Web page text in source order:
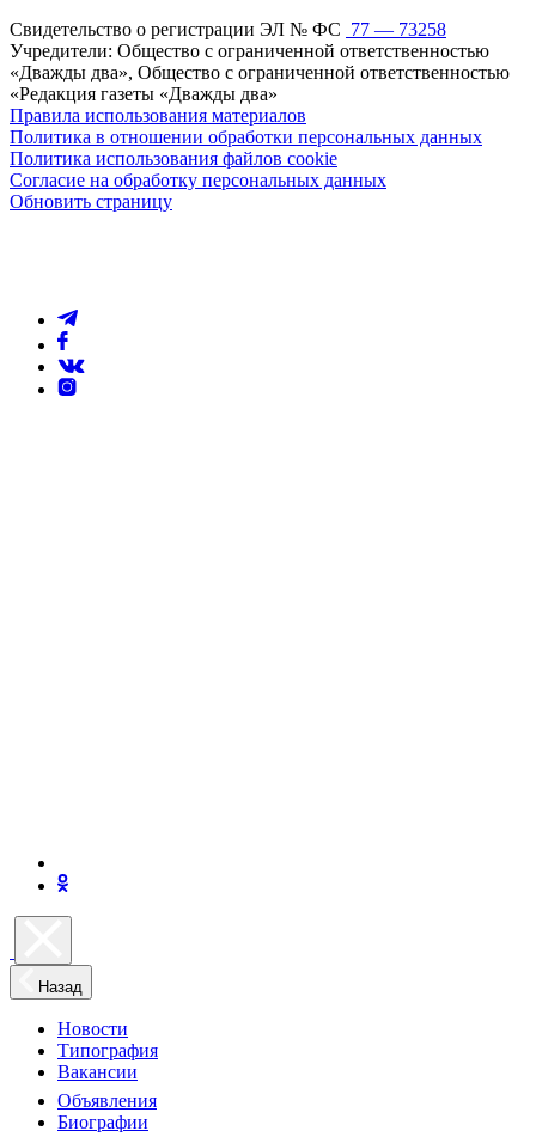
Свидетельство о регистрации ЭЛ № ФС 77 — 73258
Учредители: Общество с ограниченной ответственностью
«Дважды два», Общество с ограниченной ответственностью
«Редакция газеты «Дважды два»
Правила использования материалов
Политика в отношении обработки персональных данных
Политика использования файлов cookie
Согласие на обработку персональных данных
Обновить страницу
Назад
Новости
Типография
Вакансии
Объявления
Биографии